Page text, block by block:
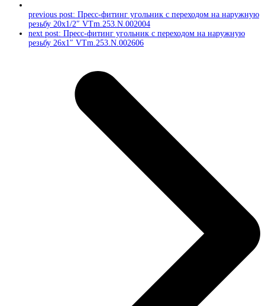
previous post: Пресс-фитинг угольник с переходом на наружную
резьбу 20х1/2″ VTm.253.N.002004
next post: Пресс-фитинг угольник с переходом на наружную
резьбу 26х1″ VTm.253.N.002606